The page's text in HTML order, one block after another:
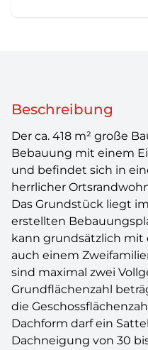
Beschreibung
Der ca. 418 m² große
Bebauung mit einem
und befindet sich in
herrlicher
Das Grundstück liegt
erstellten
kann grundsätzlich mit
auch einem
sind maximal zwei
Grundflächenzahl
die
Dachform darf ein
Dachneigung von 30